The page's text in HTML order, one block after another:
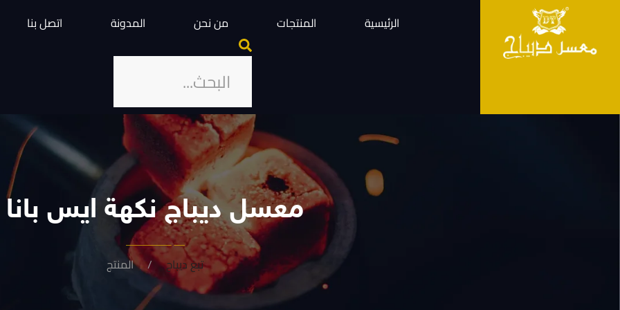
الرئيسية المنتجات من نحن المدونة اتصل بنا
معسل ديباج نكهة ايس بانا
تبغ ديباج المنتج